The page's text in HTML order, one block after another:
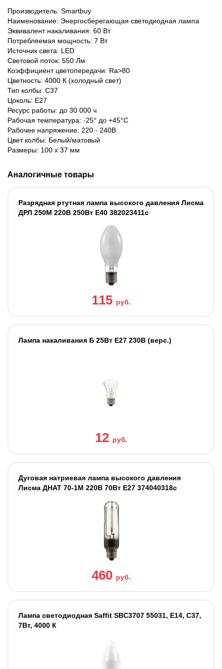
Производитель: Smartbuy
Наименование: Энергосберегающая светодиодная лампа
Эквивалент накаливания: 60 Вт
Потребляемая мощность: 7 Вт
Источник света: LED
Световой поток: 550 Лм
Коэффициент цветопередачи: Ra>80
Цветность: 4000 К (холодный свет)
Тип колбы: С37
Цоколь: Е27
Ресурс работы: до 30 000 ч
Рабочая температура: -25° до +45°С
Рабочее напряжение: 220 - 240В
Цвет колбы: Белый/матовый
Размеры: 100 х 37 мм
Аналогичные товары
Разрядная ртутная лампа высокого давления Лисма
ДРЛ 250М 220В 250Вт Е40 382023411с
115 руб.
Лампа накаливания Б 25Вт E27 230В (верс.)
12 руб.
Дуговая натриевая лампа высокого давления
Лисма ДНАТ 70-1М 220В 70Вт Е27 374040318с
460 руб.
Лампа светодиодная Saffit SBC3707 55031, E14, C37,
7Вт, 4000 К